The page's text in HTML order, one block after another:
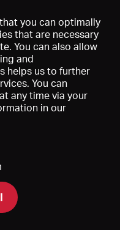
FR
you can optimally
that are necessary
You can also allow
and
helps us to further
You can
any time via your
in our